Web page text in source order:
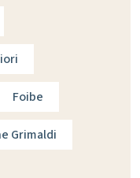
Foibe
Grimaldi